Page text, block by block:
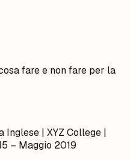
fare e non fare per la
Inglese | XYZ College |
– Maggio 2019